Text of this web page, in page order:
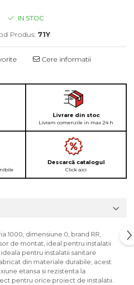
IN STOC
Produs: 71Y
Cere informatii
Livrare din stoc
Livram comenzile in max 24 h
Descarcă catalogul
Click aici
1000, dimensiune 0, brand RR,
de montat, ideal pentru instalatii
pentru instalatii sanitare
din materiale durabile, acest
etansa si rezistenta la
pentru orice proiect de instalatii.